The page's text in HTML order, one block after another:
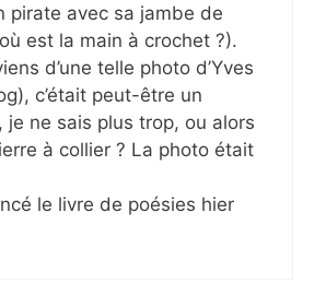
pirate avec sa jambe de
est la main à crochet ?).
d’une telle photo d’Yves
c’était peut-être un
je ne sais plus trop, ou alors
à collier ? La photo était
le livre de poésies hier